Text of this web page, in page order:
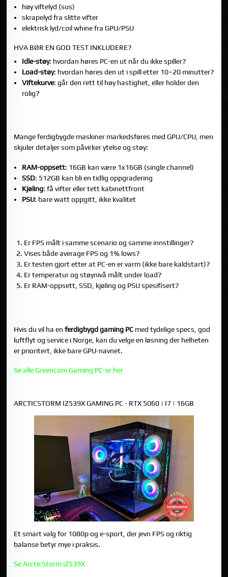
høy viftelyd (sus)
skrapelyd fra slitte vifter
elektrisk lyd/coil whine fra GPU/PSU
HVA BØR EN GOD TEST INKLUDERE?
Idle-støy: hvordan høres PC-en ut når du ikke spiller?
Load-støy: hvordan høres den ut i spill etter 10–20 minutter?
Viftekurve: går den rett til høy hastighet, eller holder den
rolig?
Mange ferdigbygde maskiner markedsføres med GPU/CPU, men
skjuler detaljer som påvirker ytelse og støy:
RAM-oppsett: 16GB kan være 1x16GB (single channel)
SSD: 512GB kan bli en tidlig oppgradering
Kjøling: få vifter eller tett kabinettfront
PSU: bare watt oppgitt, ikke kvalitet
Er FPS målt i samme scenario og samme innstillinger?
Vises både average FPS og 1% lows?
Er testen gjort etter at PC-en er varm (ikke bare kaldstart)?
Er temperatur og støynivå målt under load?
Er RAM-oppsett, SSD, kjøling og PSU spesifisert?
Hvis du vil ha enferdigbygd gaming PC med tydelige specs, god
luftflyt og service i Norge, kan du velge en løsning der helheten
er prioritert, ikke bare GPU-navnet.
Se alle Greencom Gaming PC-er her
ARCTICSTORM IZ539X GAMING PC - RTX 5060 | I7 | 16GB
Et smart valg for 1080p og e-sport, der jevn FPS og riktig
balanse betyr mye i praksis.
Se ArcticStorm iZ539X